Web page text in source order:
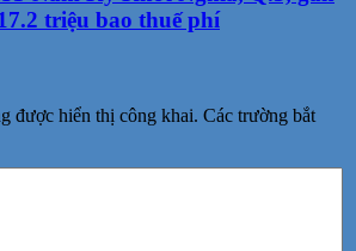
triệu bao thuế phí
được hiển thị công khai. Các trường bắt